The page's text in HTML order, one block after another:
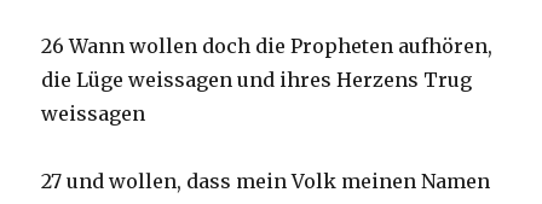
26 Wann wollen doch die Propheten aufhören,
die Lüge weissagen und ihres Herzens Trug
weissagen
27 und wollen, dass mein Volk meinen Namen